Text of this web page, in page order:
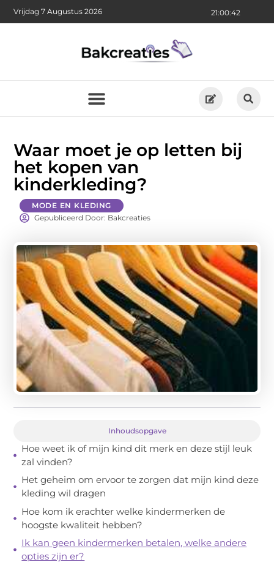
21:00:42
Vrijdag 7 Augustus 2026
Waar moet je op letten bij
het kopen van
kinderkleding?
MODE EN KLEDING
Gepubliceerd Door: Bakcreaties
Inhoudsopgave
Hoe weet ik of mijn kind dit merk en deze stijl leuk
zal vinden?
Het geheim om ervoor te zorgen dat mijn kind deze
kleding wil dragen
Hoe kom ik erachter welke kindermerken de
hoogste kwaliteit hebben?
Ik kan geen kindermerken betalen, welke andere
opties zijn er?